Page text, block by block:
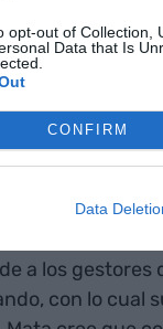
opt-out of Collection,
Data that Is
CONFIRM
Data
y por
han
a los
con lo cual